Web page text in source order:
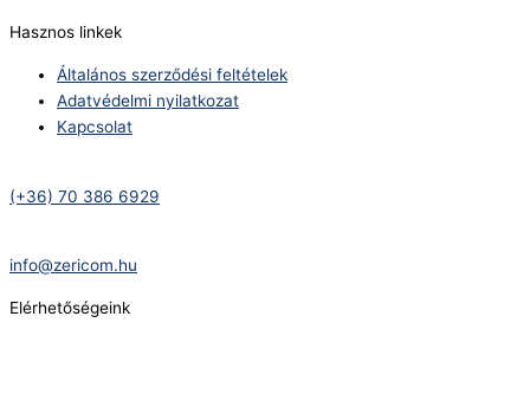
Hasznos linkek
Általános szerződési feltételek
Adatvédelmi nyilatkozat
Kapcsolat
(+36) 70 386 6929
info@zericom.hu
Elérhetőségeink